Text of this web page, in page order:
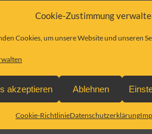
Cookie-Zustimmung
Cookies, um unsere Website und unseren
akzeptieren Ablehnen
Cookie-RichtlinieDatenschutzerklärung